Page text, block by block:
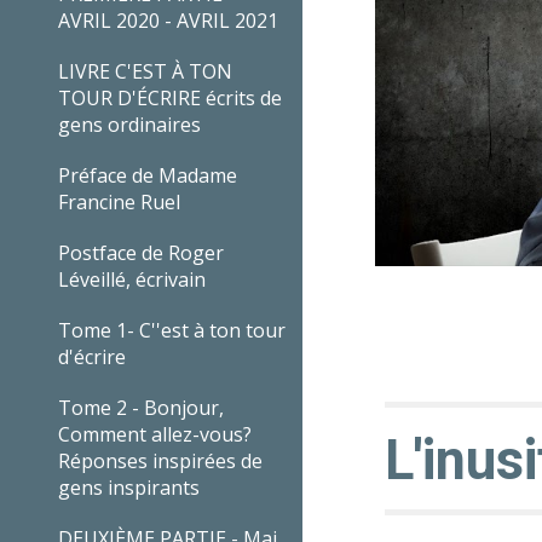
AVRIL 2020 - AVRIL 2021
LIVRE C'EST À TON
TOUR D'ÉCRIRE écrits de
gens ordinaires
Préface de Madame
Francine Ruel
Postface de Roger
Léveillé, écrivain
Tome 1- C''est à ton tour
d'écrire
Tome 2 - Bonjour,
Comment allez-vous?
Réponses inspirées de
gens inspirants